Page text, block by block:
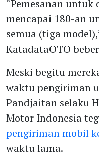
“Pemesanan
mencapai 180-an
semua (tiga
KatadataOTO
Meski begitu
waktu pengiriman
Pandjaitan selaku
Motor Indonesia
pengiriman mobil
waktu lama.